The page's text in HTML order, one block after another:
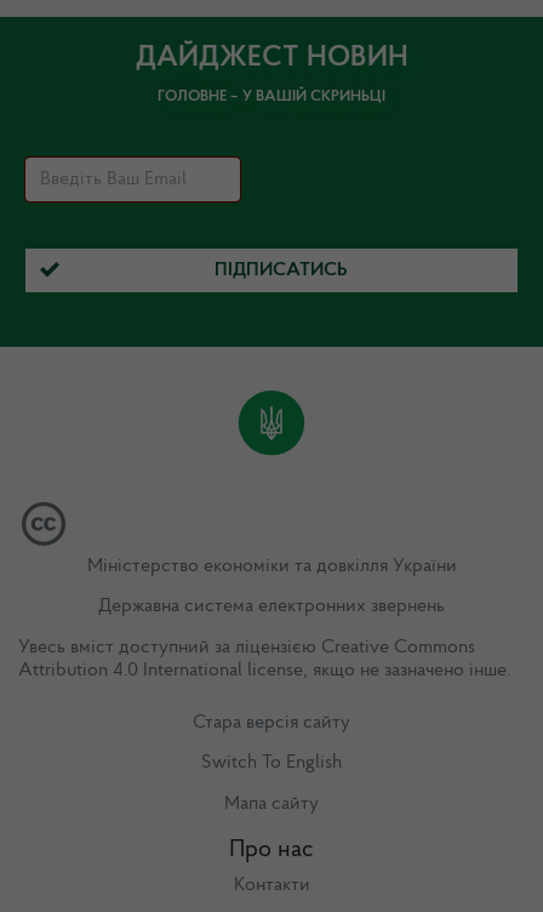
ДАЙДЖЕСТ НОВИН
ГОЛОВНЕ – У ВАШІЙ СКРИНЬЦІ
ПІДПИСАТИСЬ
Міністерство економіки та довкілля України
Державна система електронних звернень
Увесь вміст доступний за ліцензією Creative Commons
Attribution 4.0 International license, якщо не зазначено інше.
Стара версія сайту
Switch To English
Мапа сайту
Про нас
Контакти